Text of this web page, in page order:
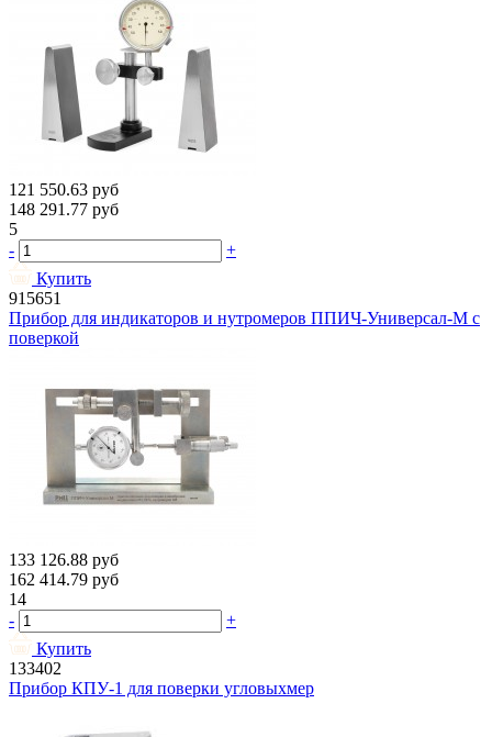
121 550.63 руб
148 291.77 руб
5
-
+
Купить
915651
Прибор для индикаторов и нутромеров ППИЧ-Универсал-М с
поверкой
133 126.88 руб
162 414.79 руб
14
-
+
Купить
133402
Прибор КПУ-1 для поверки угловыхмер